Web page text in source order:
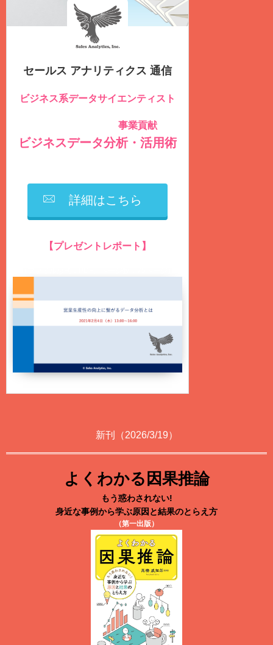
セールス アナリティクス 通信
ビジネス系データサイエンティスト
事業貢献
ビジネスデータ分析・活用術
詳細はこちら
【プレゼントレポート】
新刊（2026/3/19）
よくわかる因果推論
もう惑わされない!
身近な事例から学ぶ原因と結果のとらえ方
（第一出版）